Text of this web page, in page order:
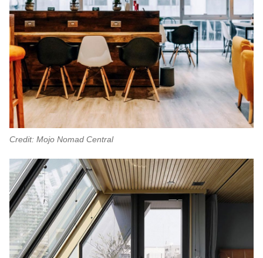
Credit: Mojo Nomad Central